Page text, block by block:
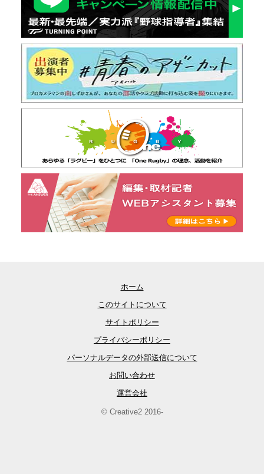
ホーム
このサイトについて
サイトポリシー
プライバシーポリシー
パーソナルデータの外部送信について
お問い合わせ
運営会社
© Creative2 2016-